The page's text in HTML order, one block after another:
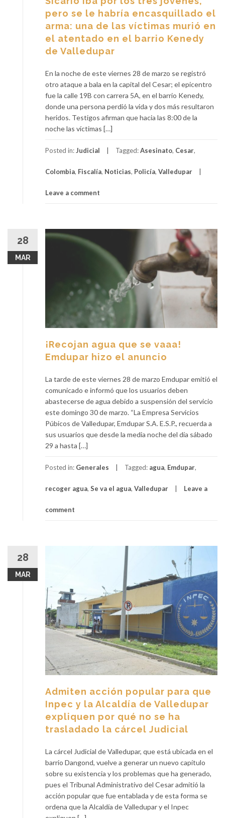
pero se le habría encasquillado el
arma: una de las víctimas murió en
el atentado en el barrio Kenedy
de Valledupar
En la noche de este viernes 28 de marzo se registró
otro ataque a bala en la capital del Cesar; el epicentro
fue la calle 19B con carrera 5A, en el barrio Kenedy,
donde una persona perdió la vida y dos más resultaron
heridos. Testigos afirman que hacia las 8:00 de la
noche las víctimas […]
Posted in:Judicial Tagged:Asesinato, Cesar,
Colombia, Fiscalía, Noticias, Policía, Valledupar
Leave a comment
28
MAR
¡Recojan agua que se vaaa!
Emdupar hizo el anuncio
La tarde de este viernes 28 de marzo Emdupar emitió el
comunicado e informó que los usuarios deben
abastecerse de agua debido a suspensión del servicio
este domingo 30 de marzo. “La Empresa Servicios
Púbicos de Valledupar, Emdupar S.A. E.S.P., recuerda a
sus usuarios que desde la media noche del día sábado
29 a hasta […]
Posted in: Generales Tagged: agua, Emdupar,
recoger agua, Se va el agua, Valledupar Leave a
comment
28
MAR
Admiten acción popular para que
Inpec y la Alcaldía de Valledupar
expliquen por qué no se ha
trasladado la cárcel Judicial
La cárcel Judicial de Valledupar, que está ubicada en el
barrio Dangond, vuelve a generar un nuevo capítulo
sobre su existencia y los problemas que ha generado,
pues el Tribunal Administrativo del Cesar admitió la
acción popular que fue entablada y de esta forma se
ordena que la Alcaldía de Valledupar y el Inpec